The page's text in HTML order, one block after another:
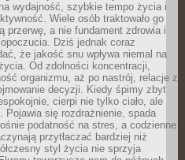
wydajność, szybkie tempo życia i
Wiele osób traktowało go
przerwę, a nie fundament zdrowia i
Dziś jednak coraz
że jakość snu wpływa niemal na
Od zdolności koncentracji,
organizmu, aż po nastrój, relacje z
decyzji. Kiedy śpimy zbyt
cierpi nie tylko ciało, ale
Pojawia się rozdrażnienie, spada
podatność na stres, a codzienne
przytłaczać bardziej niż
styl życia nie sprzyja